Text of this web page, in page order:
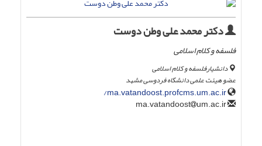
دکتر محمد علی وطن دوست
فلسفه و کلام اسلامی
دانشیارفلسفه و کلام اسلامی
عضو هیئت علمی دانشگاه فردوسی مشهد
ma.vatandoost.profcms.um.ac.ir/
um.ac.ir